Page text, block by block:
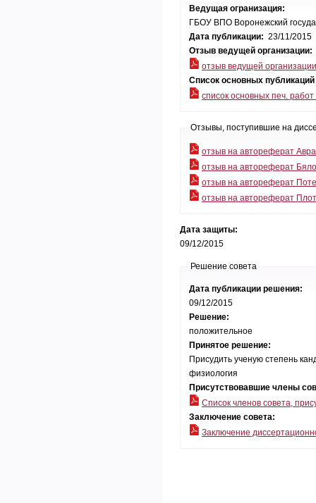
Ведущая огранизация:
ГБОУ ВПО Воронежский
Дата публикации: 23/11/2015
Отзыв ведущей организации:
отзыв ведущей организации
Список основных
список основных печ.
Отзывы, поступившие на
отзыв на автореферат
отзыв на автореферат
отзыв на автореферат
отзыв на автореферат
Дата защиты:
09/12/2015
Решение совета
Дата публикации решения:
09/12/2015
Решение:
положительное
Принятое решение:
Присудить ученую степень
физиология
Присутствовавшие члены
Список членов совета,
Заключение совета:
Заключение